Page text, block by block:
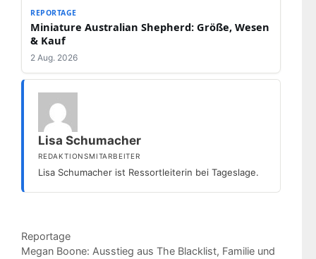
REPORTAGE
Miniature Australian Shepherd: Größe, Wesen
& Kauf
2 Aug. 2026
Lisa Schumacher
REDAKTIONSMITARBEITER
Lisa Schumacher ist Ressortleiterin bei Tageslage.
Kategorien
Reportage
Megan Boone: Ausstieg aus The Blacklist, Familie und